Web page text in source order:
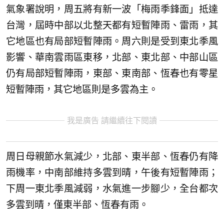
氣象署說明，周五將有新一波「梅雨季鋒面」抵達
台灣，屆時中部以北整天都有短暫陣雨、雷雨，其
它地區也有局部短暫陣雨。周六則是受到東北季風
影響、華南雲雨區東移，北部、東北部、中部山區
仍有局部短暫陣雨，東部、東南部、恆春也有零星
短暫陣雨，其它地區則是多雲為主。
我是廣告 請繼續往下閱讀
周日母親節水氣減少，北部、東半部、恆春仍有降
雨機率，中南部維持多雲到晴，午後有短暫陣雨；
下周一東北季風減弱，水氣進一步腳少，全台都次
多雲到晴，僅東半部、恆春有雨。